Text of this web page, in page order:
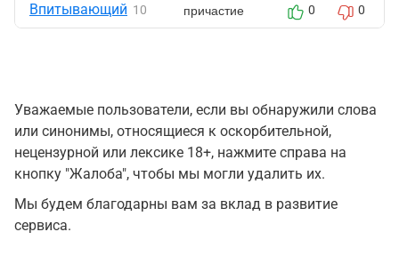
Впитывающий 10 причастие 0 0
Уважаемые пользователи, если вы обнаружили слова
или синонимы, относящиеся к оскорбительной,
нецензурной или лексике 18+, нажмите справа на
кнопку "Жалоба", чтобы мы могли удалить их.
Мы будем благодарны вам за вклад в развитие
сервиса.